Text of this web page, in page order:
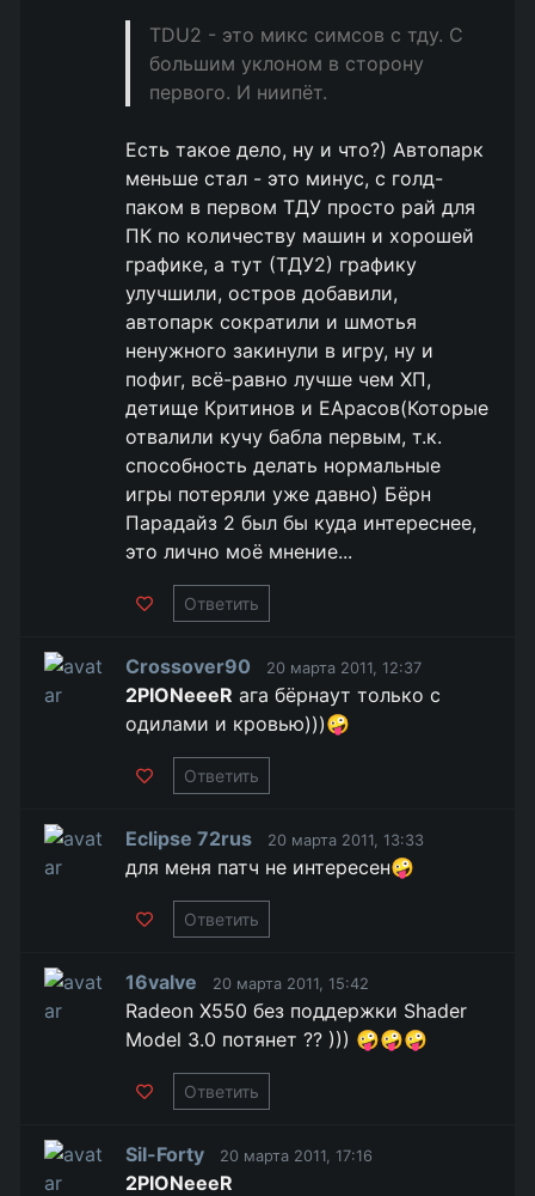
TDU2 - это микс симсов с тду. С
большим уклоном в сторону
первого. И ниипёт.
Есть такое дело, ну и что?) Автопарк
меньше стал - это минус, с голд-
паком в первом ТДУ просто рай для
ПК по количеству машин и хорошей
графике, а тут (ТДУ2) графику
улучшили, остров добавили,
автопарк сократили и шмотья
ненужного закинули в игру, ну и
пофиг, всё-равно лучше чем ХП,
детище Критинов и ЕАрасов(Которые
отвалили кучу бабла первым, т.к.
способность делать нормальные
игры потеряли уже давно) Бёрн
Парадайз 2 был бы куда интереснее,
это лично моё мнение...
Ответить
Crossover90 20 марта 2011, 12:37
2PIONeeeR ага бёрнаут только с
одилами и кровью)))🤪
Ответить
Eclipse 72rus 20 марта 2011, 13:33
для меня патч не интересен🤪
Ответить
16valve 20 марта 2011, 15:42
Radeon X550 без поддержки Shader
Model 3.0 потянет ?? ))) 🤪🤪🤪
Ответить
Sil-Forty 20 марта 2011, 17:16
2PIONeeeR